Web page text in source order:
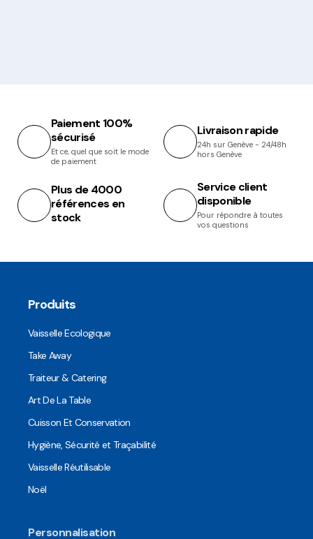
Paiement 100%
sécurisé
Et ce, quel que soit le mode
de paiement
Livraison rapide
24h sur Genève - 24/48h
hors Genève
Plus de 4000
références en
stock
Service client
disponible
Pour répondre à toutes
vos questions
Produits
Vaisselle Ecologique
Take Away
Traiteur & Catering
Art De La Table
Cuisson Et Conservation
Hygiène, Sécurité et Traçabilité
Vaisselle Réutilisable
Noël
Personnalisation